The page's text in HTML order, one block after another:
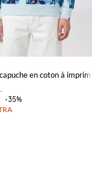
en coton à imprimé
-35%